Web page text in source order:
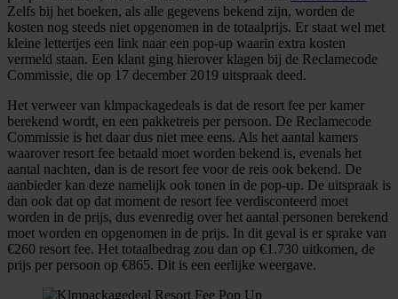
Zelfs bij het boeken, als alle gegevens bekend zijn, worden de
kosten nog steeds niet opgenomen in de totaalprijs. Er staat wel met
kleine lettertjes een link naar een pop-up waarin extra kosten
vermeld staan. Een klant ging hierover klagen bij de Reclamecode
Commissie, die op 17 december 2019 uitspraak deed.
Het verweer van klmpackagedeals is dat de resort fee per kamer
berekend wordt, en een pakketreis per persoon. De Reclamecode
Commissie is het daar dus niet mee eens. Als het aantal kamers
waarover resort fee betaald moet worden bekend is, evenals het
aantal nachten, dan is de resort fee voor de reis ook bekend. De
aanbieder kan deze namelijk ook tonen in de pop-up. De uitspraak is
dan ook dat op dat moment de resort fee verdisconteerd moet
worden in de prijs, dus evenredig over het aantal personen berekend
moet worden en opgenomen in de prijs. In dit geval is er sprake van
€260 resort fee. Het totaalbedrag zou dan op €1.730 uitkomen, de
prijs per persoon op €865. Dit is een eerlijke weergave.